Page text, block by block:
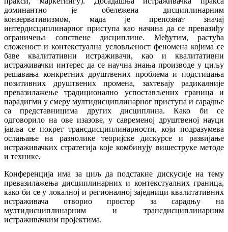
доминантно је обележена дисциплинарним
конзервативизмом, мада је препознат значај
интердисциплинарног приступа као начина да се превазиђу
ограничења сопствене дисциплине. Међутим, растућа
сложеност и контекстуална условљеност феномена којима се
баве квалитативни истраживачи, као и квалитативни
истраживачки интерес да се научна знања производе у циљу
решавања конкретних друштвених проблема и подстицања
позитивних друштвених промена, захтевају радикалније
превазилажење традиционално успостављених граница и
парадигми у смеру мултидисциплинарног приступа и сарадње
са представницима других дисциплина. Како би се
одговорило на ове изазове, у савременој друштвеној науци
јавља се покрет трансдисциплинарности, који подразумева
ослањање на разнолике теоријске дискурсе и развијање
истраживачких стратегија које комбинују вишеструке методе
и технике.
Конференција има за циљ да подстакне дискусије на тему
превазилажења дисциплинарних и контекстуалних граница,
како би се у локалној и регионалној заједници квалитативних
истраживача отворио простор за сарадњу на
мултидисциплинарним и трансдисциплинарним
истраживачким пројектима.